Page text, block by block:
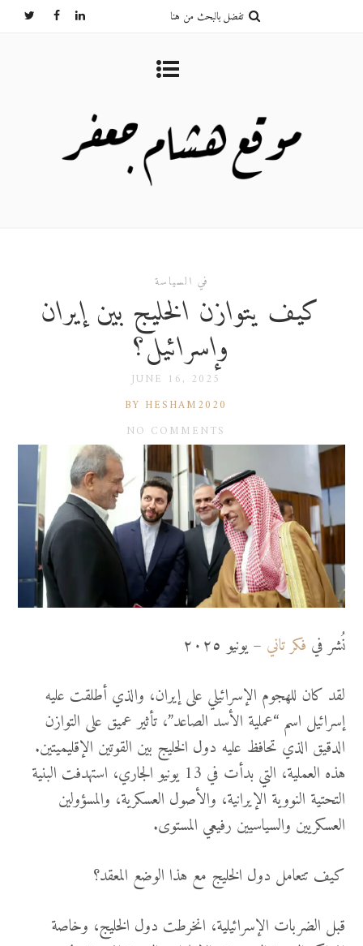
في السياسة
كيف يتوازن الخليج بين إيران
وإسرائيل؟
JUNE 16, 2025
BY HESHAM2020
NO COMMENTS
نُشر في فكر تاني – يونيو ٢٠٢٥
لقد كان للهجوم الإسرائيلي على إيران، والذي أطلقت عليه
إسرائيل اسم “عملية الأسد الصاعد”، تأثير عميق على التوازن
الدقيق الذي تحافظ عليه دول الخليج بين القوتين الإقليميتين.
هذه العملية، التي بدأت في 13 يونيو الجاري، استهدفت البنية
التحتية النووية الإيرانية، والأصول العسكرية، والمسؤولين
العسكريين والسياسيين رفيعي المستوى.
كيف تتعامل دول الخليج مع هذا الوضع المعقد؟
قبل الضربات الإسرائيلية، انخرطت دول الخليج، وخاصة